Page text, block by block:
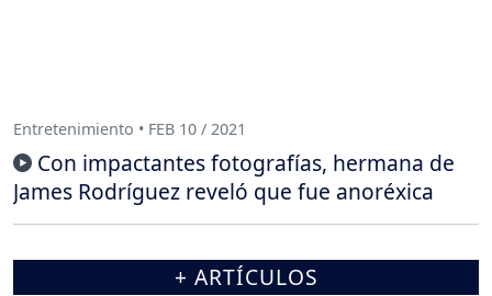
Entretenimiento • FEB 10 / 2021
Con impactantes fotografías, hermana de
James Rodríguez reveló que fue anoréxica
+ ARTÍCULOS